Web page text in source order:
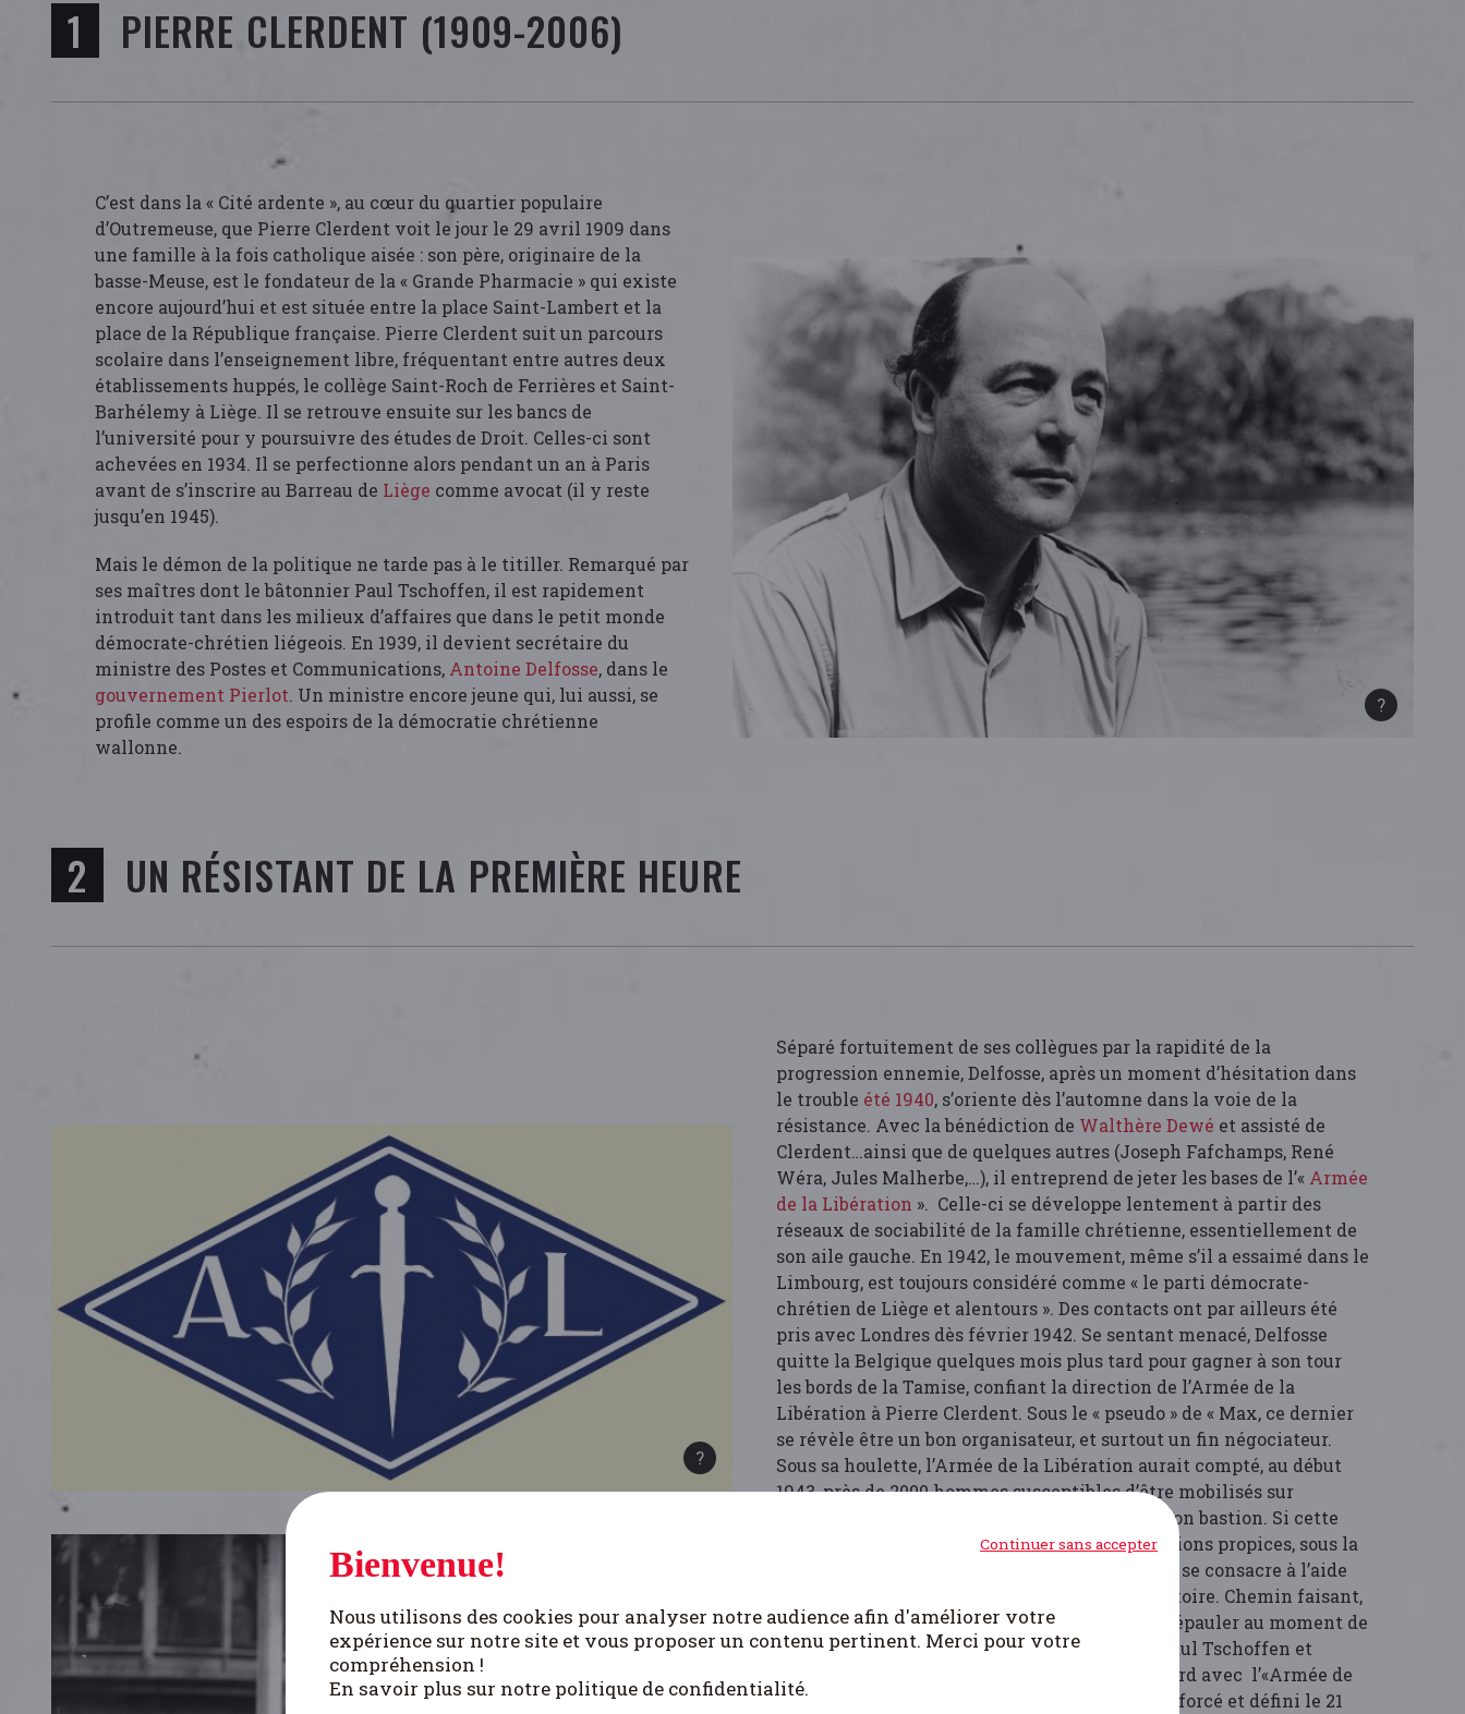
PIERRE CLERDENT (1909-2006)
C’est dans la « Cité ardente », au cœur du quartier populaire
d’Outremeuse, que Pierre Clerdent voit le jour le 29 avril 1909 dans
une famille à la fois catholique aisée : son père, originaire de la
basse-Meuse, est le fondateur de la « Grande Pharmacie » qui existe
encore aujourd’hui et est située entre la place Saint-Lambert et la
place de la République française. Pierre Clerdent suit un parcours
scolaire dans l’enseignement libre, fréquentant entre autres deux
établissements huppés, le collège Saint-Roch de Ferrières et Saint-
Barhélemy à Liège. Il se retrouve ensuite sur les bancs de
l’université pour y poursuivre des études de Droit. Celles-ci sont
achevées en 1934. Il se perfectionne alors pendant un an à Paris
avant de s’inscrire au Barreau de Liège comme avocat (il y reste
jusqu’en 1945).
Mais le démon de la politique ne tarde pas à le titiller. Remarqué par
ses maîtres dont le bâtonnier Paul Tschoffen, il est rapidement
introduit tant dans les milieux d’affaires que dans le petit monde
démocrate-chrétien liégeois. En 1939, il devient secrétaire du
ministre des Postes et Communications, Antoine Delfosse, dans le
gouvernement Pierlot. Un ministre encore jeune qui, lui aussi, se
profile comme un des espoirs de la démocratie chrétienne
wallonne.
UN RÉSISTANT DE LA PREMIÈRE HEURE
Séparé fortuitement de ses collègues par la rapidité de la
progression ennemie, Delfosse, après un moment d’hésitation dans
le trouble été 1940, s’oriente dès l’automne dans la voie de la
résistance. Avec la bénédiction de Walthère Dewé et assisté de
Clerdent…ainsi que de quelques autres (Joseph Fafchamps, René
Wéra, Jules Malherbe,…), il entreprend de jeter les bases de l’« Armée
de la Libération ». Celle-ci se développe lentement à partir des
réseaux de sociabilité de la famille chrétienne, essentiellement de
son aile gauche. En 1942, le mouvement, même s’il a essaimé dans le
Limbourg, est toujours considéré comme « le parti démocrate-
chrétien de Liège et alentours ». Des contacts ont par ailleurs été
pris avec Londres dès février 1942. Se sentant menacé, Delfosse
quitte la Belgique quelques mois plus tard pour gagner à son tour
les bords de la Tamise, confiant la direction de l’Armée de la
Libération à Pierre Clerdent. Sous le « pseudo » de « Max, ce dernier
se révèle être un bon organisateur, et surtout un fin négociateur.
Sous sa houlette, l’Armée de la Libération aurait compté, au début
1943, près de 2000 hommes susceptibles d’être mobilisés sur
l’ensemble de la province de Liège, qui reste son bastion. Si cette
masse reste en sommeil dans l’attente d’occasions propices, sous la
houlette de « Max », une partie du mouvement se consacre à l’aide
aux Juifs ou aux réfractaires au travail obligatoire. Chemin faisant,
il se cherche aussi des alliés susceptibles de l’épauler au moment de
la Libération. Ainsi, début 1943, soutenu par Paul Tschoffen et
Walthère Dewé, il parvient à conclure un accord avec l’«Armée de
Belgique» (future «
»), accord renforcé et défini le 21
Bienvenue!
Nous utilisons des cookies pour analyser notre audience afin d'améliorer votre
expérience sur notre site et vous proposer un contenu pertinent. Merci pour votre
compréhension !
En savoir plus sur notre politique de confidentialité.
Continuer sans accepter